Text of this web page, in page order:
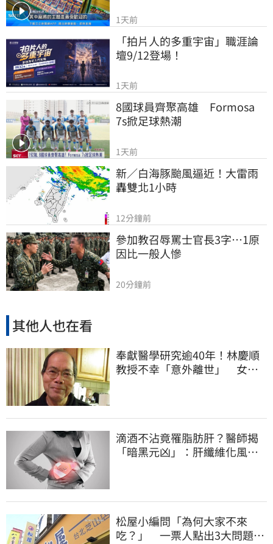
1天前
「拍片人的多重宇宙」職涯論
壇9/12登場！
1天前
8國球員齊聚高雄　Formosa
7s掀足球熱潮
1天前
新／白海豚颱風逼近！大雷雨
轟雙北1小時
12分鐘前
參加教召辱罵士官長3字…1原
因比一般人慘
20分鐘前
其他人也在看
奉獻醫學研究逾40年！林慶順
教授不幸「意外離世」 女兒
滴酒不沾竟罹脂肪肝？醫師揭
「暗黑元凶」：肝纖維化風險
松屋小編問「為何大家不來
吃？」 一票人點出3大問題：